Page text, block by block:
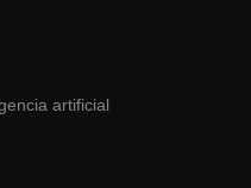
artificial